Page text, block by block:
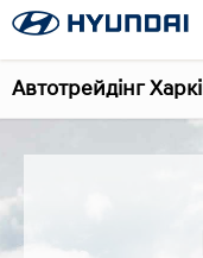
Автотрейдінг